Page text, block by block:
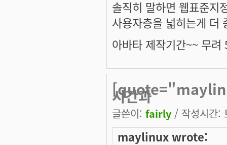
솔직히 말하면 웹표준지
사용자층을 넓히는게 더
아바타 제작기간~~ 무
시간과
글쓴이: fairly / 작성시간:
maylinux wrote: